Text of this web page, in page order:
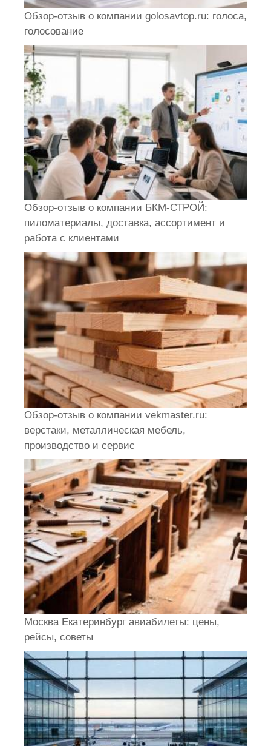
Обзор-отзыв о компании golosavtop.ru: голоса,
голосование
Обзор-отзыв о компании БКМ-СТРОЙ:
пиломатериалы, доставка, ассортимент и
работа с клиентами
Обзор-отзыв о компании vekmaster.ru:
верстаки, металлическая мебель,
производство и сервис
Москва Екатеринбург авиабилеты: цены,
рейсы, советы